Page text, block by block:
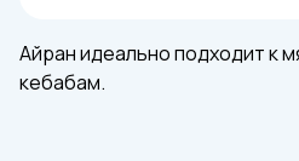
Айран идеально подходит к
кебабам.